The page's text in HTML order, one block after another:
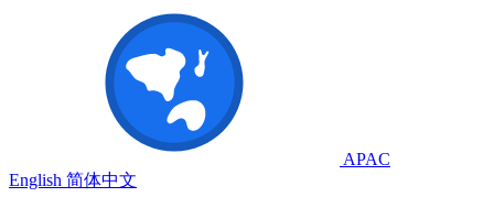
APAC
English 简体中文